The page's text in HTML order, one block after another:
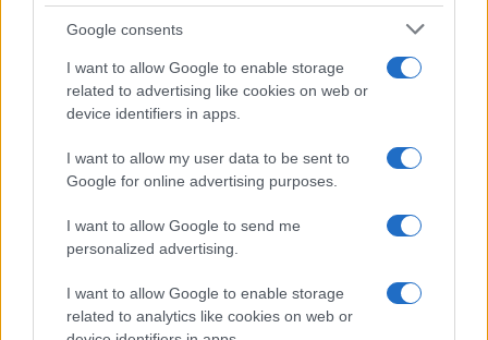
Google consents
I want to allow Google to enable storage
related to advertising like cookies on web or
device identifiers in apps.
I want to allow my user data to be sent to
Google for online advertising purposes.
I want to allow Google to send me
personalized advertising.
I want to allow Google to enable storage
related to analytics like cookies on web or
SVIJET
24.04.26. 08:11